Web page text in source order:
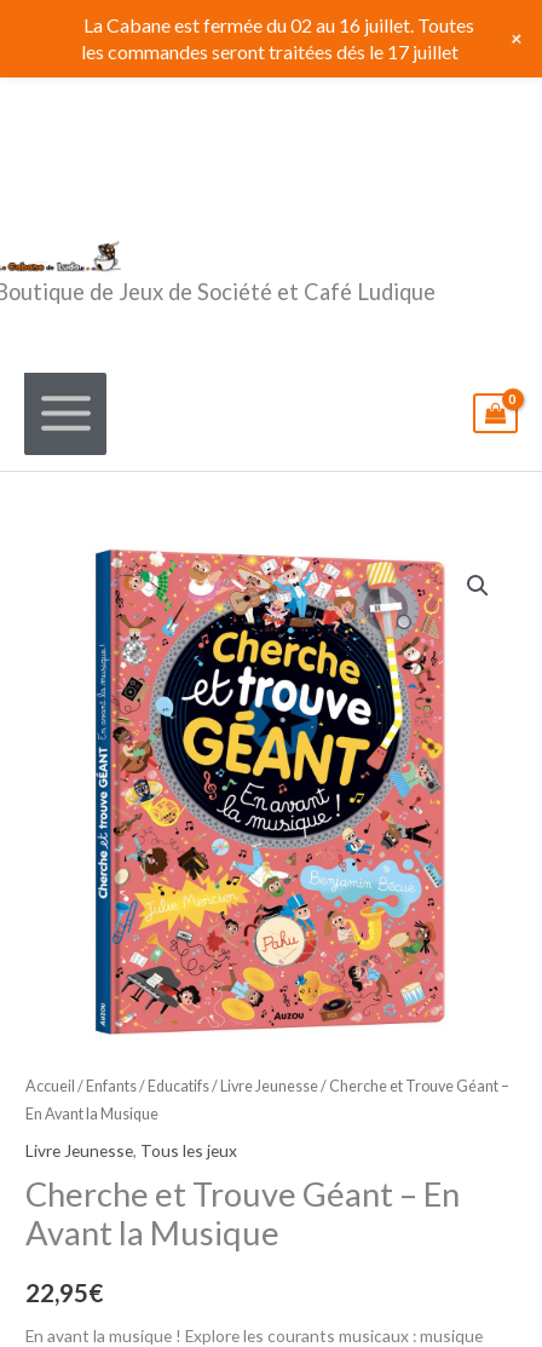
contenu
de Jeux de Société et Café Ludique
Accueil / Enfants / Educatifs/ Livre Jeunesse/ Cherche et Trouve Géant –
En Avant la Musique
Livre Jeunesse, Tous les jeux
Cherche et Trouve Géant – En
Avant la Musique
22,95€
En avant la musique ! Explore les courants musicaux : musique
La Cabane est fermée du 02 au 16 juillet. Toutes
les commandes seront traitées dés le 17 juillet
+